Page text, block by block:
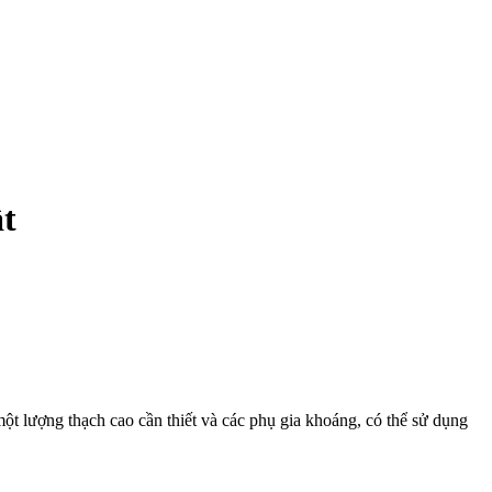
lượng thạch cao cần thiết và các phụ gia khoáng, có thể sử dụng